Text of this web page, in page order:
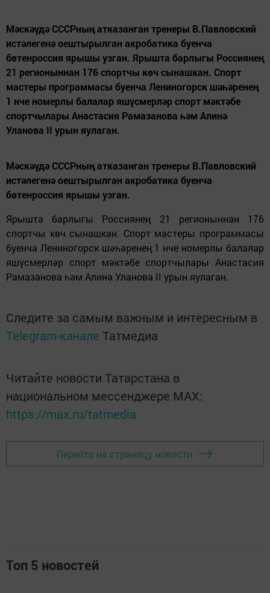
Мәскәүдә СССРның атказанган тренеры В.Павловский
истәлегенә оештырылган акробатика буенча
бөтенроссия ярышы узган. Ярышта барлыгы Россиянең
21 регионыннан 176 спортчы көч сынашкан. Спорт
мастеры программасы буенча Лениногорск шәһәренең
1 нче номерлы балалар яшүсмерләр спорт мәктәбе
спортчылары Анастасия Рамазанова һәм Алинә
Уланова II урын яулаган.
Мәскәүдә СССРның атказанган тренеры В.Павловский
истәлегенә оештырылган акробатика буенча
бөтенроссия ярышы узган.
Ярышта барлыгы Россиянең 21 регионыннан 176
спортчы көч сынашкан. Спорт мастеры программасы
буенча Лениногорск шәһәренең 1 нче номерлы балалар
яшүсмерләр спорт мәктәбе спортчылары Анастасия
Рамазанова һәм Алинә Уланова II урын яулаган.
Следите за самым важным и интересным в
Telegram-канале Татмедиа
Читайте новости Татарстана в
национальном мессенджере MАХ:
https://max.ru/tatmedia
Перейти на страницу новости
Топ 5 новостей